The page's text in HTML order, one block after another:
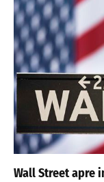
Wall Street apre